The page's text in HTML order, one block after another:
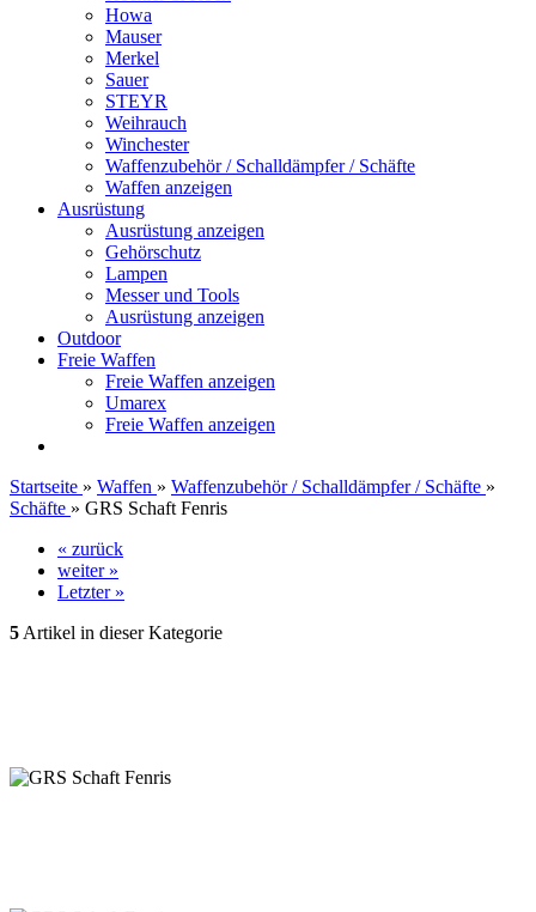
Howa
Mauser
Merkel
Sauer
STEYR
Weihrauch
Winchester
Waffenzubehör / Schalldämpfer / Schäfte
Waffen anzeigen
Ausrüstung
Ausrüstung anzeigen
Gehörschutz
Lampen
Messer und Tools
Ausrüstung anzeigen
Outdoor
Freie Waffen
Freie Waffen anzeigen
Umarex
Freie Waffen anzeigen
Startseite » Waffen » Waffenzubehör / Schalldämpfer / Schäfte »
Schäfte » GRS Schaft Fenris
« zurück
weiter »
Letzter »
5 Artikel in dieser Kategorie